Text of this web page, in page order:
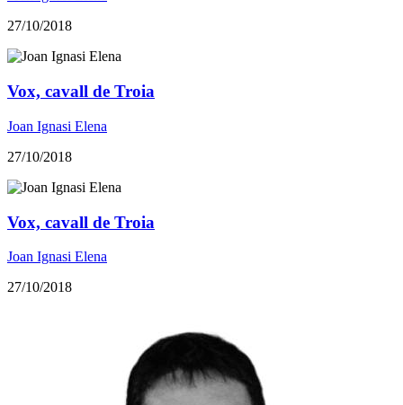
27/10/2018
Vox, cavall de Troia
Joan Ignasi Elena
27/10/2018
Vox, cavall de Troia
Joan Ignasi Elena
27/10/2018